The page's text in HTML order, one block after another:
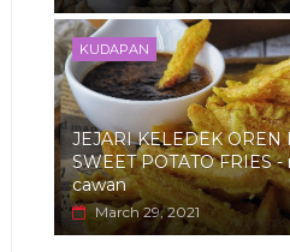
KUDAPAN
JEJARI KELEDEK OREN
SWEET POTATO FRIES
cawan
March 29, 2021